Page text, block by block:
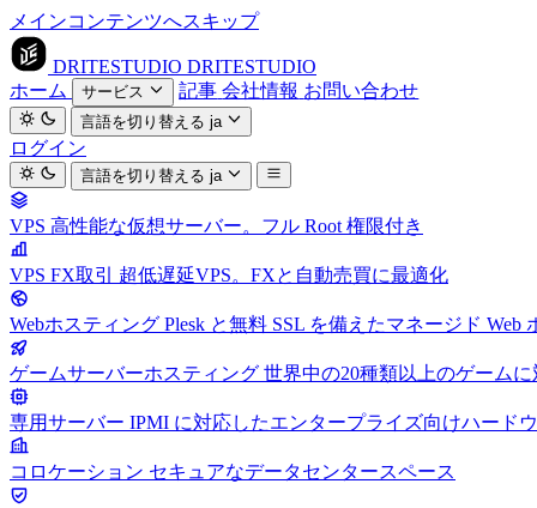
メインコンテンツへスキップ
DRITESTUDIO DRITESTUDIO
ホーム
サービス 記事 会社情報 お問い合わせ
言語を切り替える ja
ログイン
言語を切り替える ja
VPS 高性能な仮想サーバー。フル Root 権限付き
VPS FX取引 超低遅延VPS。FXと自動売買に最適化
Webホスティング Plesk と無料 SSL を備えたマネージド Web
ゲームサーバーホスティング 世界中の20種類以上のゲーム
専用サーバー IPMI に対応したエンタープライズ向けハード
コロケーション セキュアなデータセンタースペース